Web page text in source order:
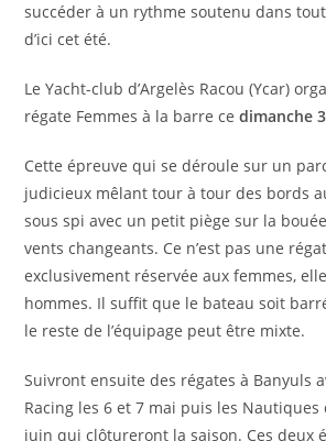
succéder à un rythme soutenu dans
d’ici cet été.
Le Yacht-club d’Argelès Racou (Ycar)
régate Femmes à la barre cedimanche
Cette épreuve qui se déroule sur un
judicieux mêlant tour à tour des bords
sous spi avec un petit piège sur la
vents changeants. Ce n’est pas une
exclusivement réservée aux femmes,
hommes. Il suffit que le bateau soit
le reste de l’équipage peut être mixte.
Suivront ensuite des régates à Banyuls
Racing les 6 et 7 mai puis les Nautiques
juin qui clôtureront la saison. Ces deux